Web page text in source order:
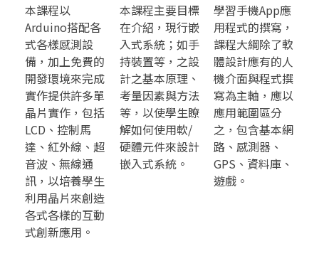
本課程以
Arduino搭配各
式各樣感測設
備，加上免費的
開發環境來完成
實作提供許多單
晶片實作，包括
LCD、控制馬
達、紅外線、超
音波、無線通
訊，以培養學生
利用晶片來創造
各式各樣的互動
式創新應用。
本課程主要目標
在介紹，現行嵌
入式系統；如手
持裝置等，之設
計之基本原理、
考量因素與方法
等，以使學生瞭
解如何使用軟/
硬體元件來設計
嵌入式系統。
學習手機App應
用程式的撰寫，
課程大綱除了軟
體設計應有的人
機介面與程式撰
寫為主軸，應以
應用範圍區分
之，包含基本網
路、感測器、
GPS、資料庫、
遊戲。